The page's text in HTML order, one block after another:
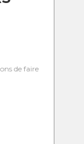
de faire